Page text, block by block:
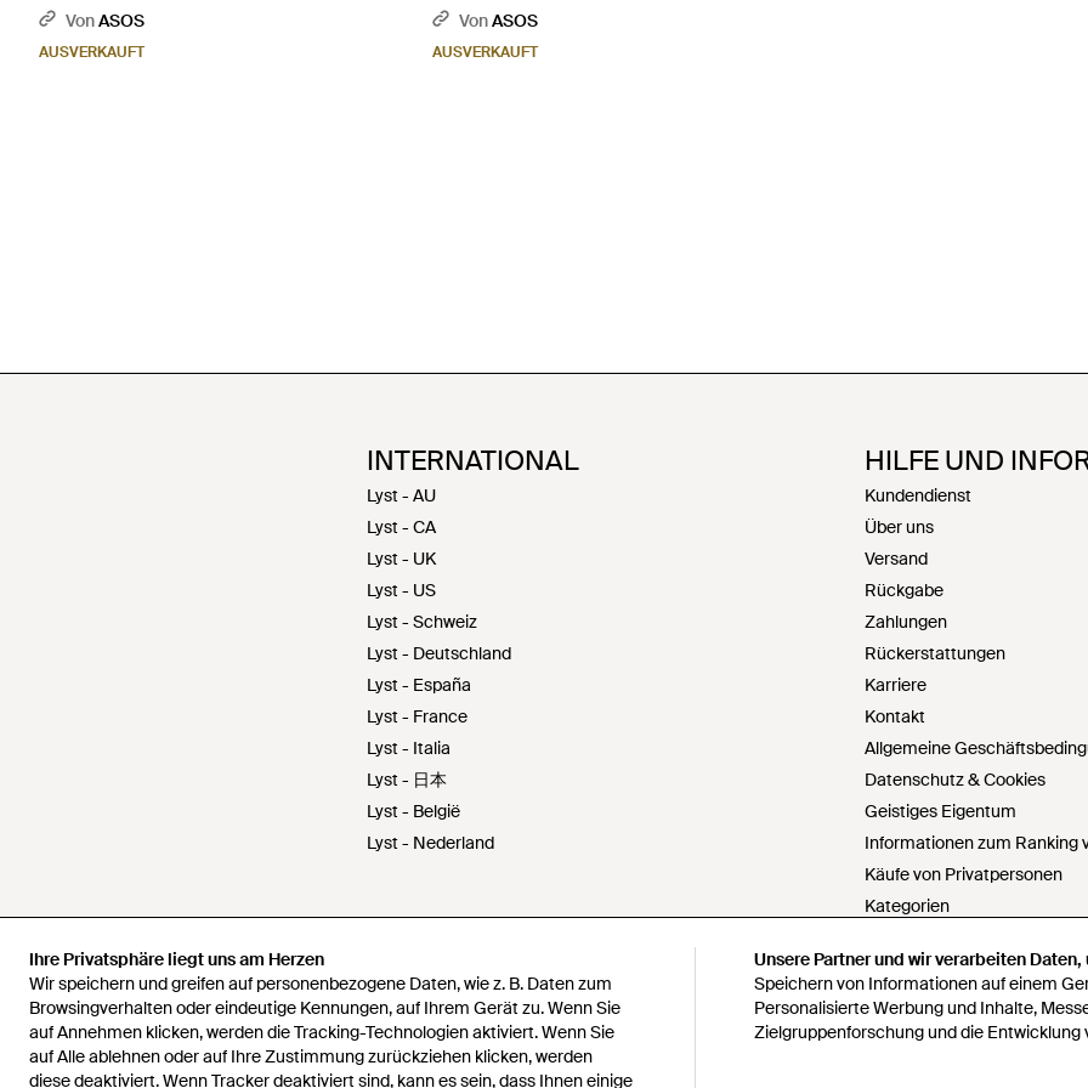
Ihre Privatsphäre liegt uns am Herzen
Wir speichern und greifen auf personenbezogene Daten, wie z. B. Daten zum
Browsingverhalten oder eindeutige Kennungen, auf Ihrem Gerät zu. Wenn Sie
auf Annehmen klicken, werden die Tracking-Technologien aktiviert. Wenn Sie
auf Alle ablehnen oder auf Ihre Zustimmung zurückziehen klicken, werden
diese deaktiviert. Wenn Tracker deaktiviert sind, kann es sein, dass Ihnen einige
Unsere Partner und wir verarbeiten
Speichern von Informationen auf einem
Personalisierte Werbung und Inhalte,
Zielgruppenforschung und die Entwicklung
Ihre Privatsphäre liegt uns am Herzen
Wir speichern und greifen auf personenbezogene Daten, wie z. B. Daten zum
Browsingverhalten oder eindeutige Kennungen, auf Ihrem Gerät zu. Wenn Sie
auf Annehmen klicken, werden die Tracking-Technologien aktiviert. Wenn Sie
auf Alle ablehnen oder auf Ihre Zustimmung zurückziehen klicken, werden
diese deaktiviert. Wenn Tracker deaktiviert sind, kann es sein, dass Ihnen einige
Unsere Partner und wir verarbeiten
Speichern von Informationen auf einem
Personalisierte Werbung und Inhalte,
Zielgruppenforschung und die Entwicklung
VonASOS
AUSVERKAUFT
VonASOS
AUSVERKAUFT
INTERNATIONAL
Lyst - AU
Lyst - CA
Lyst - UK
Lyst - US
Lyst - Schweiz
Lyst - Deutschland
Lyst - España
Lyst - France
Lyst - Italia
Lyst - 日本
Lyst - België
Lyst - Nederland
HILFE UND
Kundendienst
Über uns
Versand
Rückgabe
Zahlungen
Rückerstattungen
Karriere
Kontakt
Allgemeine
Datenschutz & Cookies
Geistiges Eigentum
Informationen zum Ranking
Käufe von Privatpersonen
Kategorien
Cookie Einstellungen
Meine personenbezogenen
Erklärung zur modernen